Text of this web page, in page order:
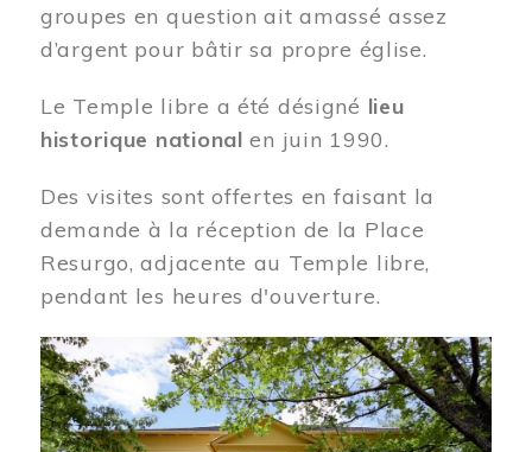
groupes en question ait amassé assez
d’argent pour bâtir sa propre église.
Le Temple libre a été désigné lieu
historique national en juin 1990.
Des visites sont offertes en faisant la
demande à la réception de la Place
Resurgo, adjacente au Temple libre,
pendant les heures d'ouverture.
Image